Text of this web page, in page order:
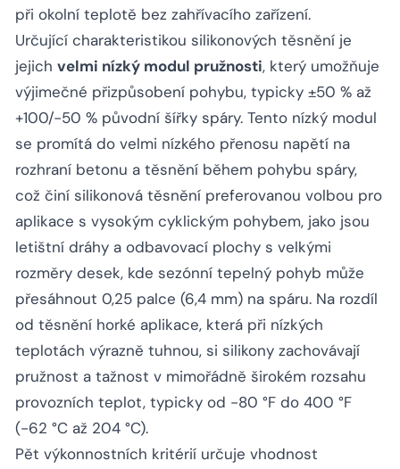
při okolní teplotě bez zahřívacího zařízení.
Určující charakteristikou silikonových těsnění je
jejich velmi nízký modul pružnosti, který umožňuje
výjimečné přizpůsobení pohybu, typicky ±50 % až
+100/-50 % původní šířky spáry. Tento nízký modul
se promítá do velmi nízkého přenosu napětí na
rozhraní betonu a těsnění během pohybu spáry,
což činí silikonová těsnění preferovanou volbou pro
aplikace s vysokým cyklickým pohybem, jako jsou
letištní dráhy a odbavovací plochy s velkými
rozměry desek, kde sezónní tepelný pohyb může
přesáhnout 0,25 palce (6,4 mm) na spáru. Na rozdíl
od těsnění horké aplikace, která při nízkých
teplotách výrazně tuhnou, si silikony zachovávají
pružnost a tažnost v mimořádně širokém rozsahu
provozních teplot, typicky od -80 °F do 400 °F
(-62 °C až 204 °C).
Pět výkonnostních kritérií určuje vhodnost